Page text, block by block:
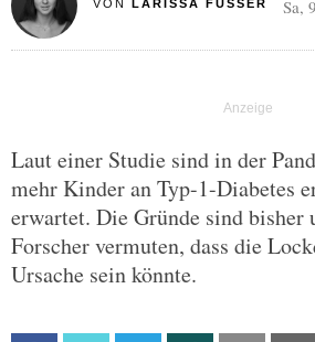
VON LARISSA FUSSER Sa,
Laut einer Studie sind in der
mehr Kinder an Typ-1-Diabetes
erwartet. Die Gründe sind bisher
Forscher vermuten, dass die
Ursache sein könnte.